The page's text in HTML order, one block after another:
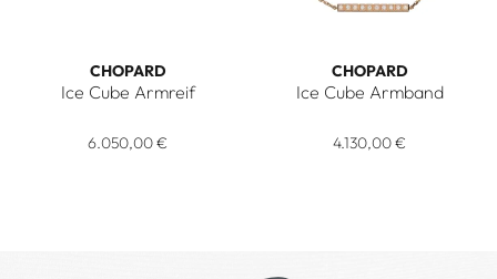
CHOPARD
Ice Cube Armreif
6.050,00 €
CHOPARD
Ice Cube Armband
4.130,00 €